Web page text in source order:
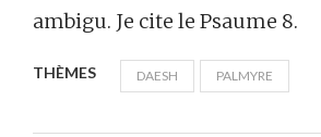
ambigu. Je cite le Psaume 8.
THÈMES DAESH PALMYRE